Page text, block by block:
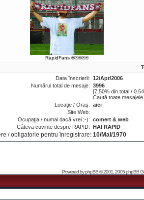
RapidFans ®®®®®
Data înscrierii: 12/Apr/2006
Numărul total de mesaje: 3996
[7.50% din total /
Caută toate
Locaţie / Oraş: aici
Site Web:
Ocupaţia / numai dacă vrei ;-): comert & web
Câteva cuvinte despre RAPID: HAI RAPID
/ obligatorie pentru înregistrare: 10/Mai/1970
Powered byphpBB© 2001, 2005 phpBB